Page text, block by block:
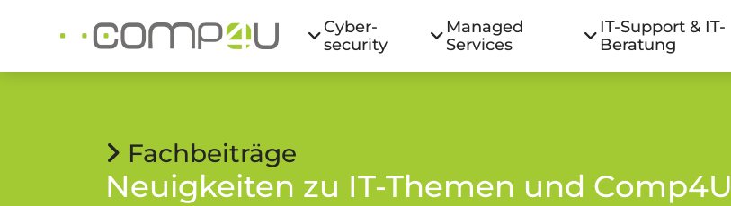
Cyber­
security
Managed
Services
IT-Support & IT-
Beratung
Fachbeiträge
Neuigkeiten zu IT-Themen und Comp4U